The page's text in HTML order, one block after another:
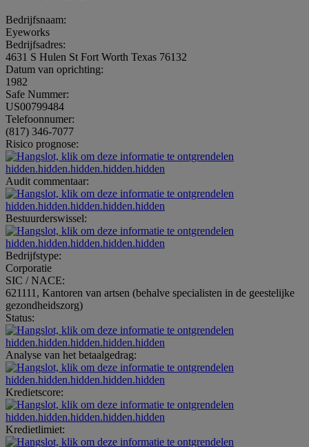
Bedrijfsnaam:
Eyeworks
Bedrijfsadres:
4631 S Hulen St Fort Worth Texas 76132
Datum van oprichting:
1982
Safe Nummer:
US00799484
Telefoonnumer:
(817) 346-7077
Risico prognose:
hidden.hidden.hidden.hidden.hidden
Audit commentaar:
hidden.hidden.hidden.hidden.hidden
Bestuurderswissel:
hidden.hidden.hidden.hidden.hidden
Bedrijfstype:
Corporatie
SIC / NACE:
621111, Kantoren van artsen (behalve specialisten in de geestelijke
gezondheidszorg)
Status:
hidden.hidden.hidden.hidden.hidden
Analyse van het betaalgedrag:
hidden.hidden.hidden.hidden.hidden
Kredietscore:
hidden.hidden.hidden.hidden.hidden
Kredietlimiet: